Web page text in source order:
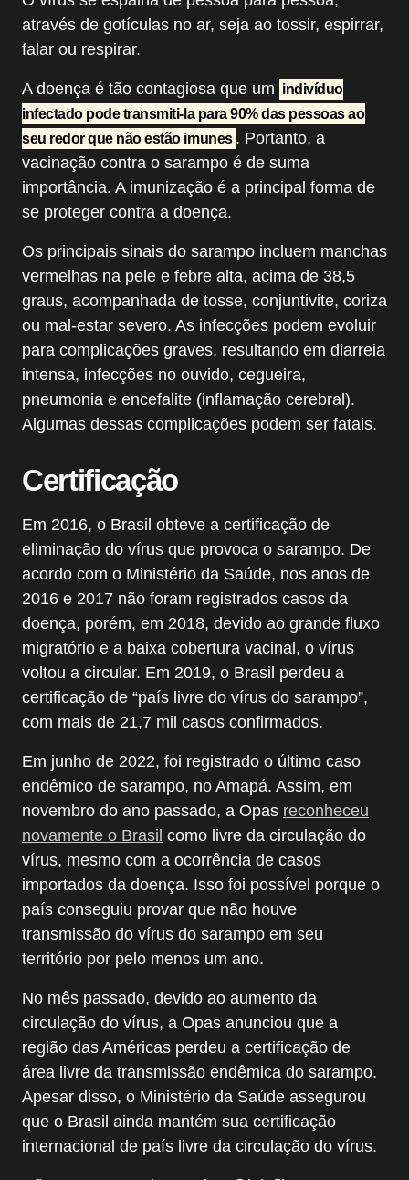
através de gotículas no ar, seja ao tossir, espirrar,
falar ou respirar.
A doença é tão contagiosa que um indivíduo
infectado pode transmiti-la para 90% das pessoas ao
seu redor que não estão imunes . Portanto, a
vacinação contra o sarampo é de suma
importância. A imunização é a principal forma de
se proteger contra a doença.
Os principais sinais do sarampo incluem manchas
vermelhas na pele e febre alta, acima de 38,5
graus, acompanhada de tosse, conjuntivite, coriza
ou mal-estar severo. As infecções podem evoluir
para complicações graves, resultando em diarreia
intensa, infecções no ouvido, cegueira,
pneumonia e encefalite (inflamação cerebral).
Algumas dessas complicações podem ser fatais.
Certificação
Em 2016, o Brasil obteve a certificação de
eliminação do vírus que provoca o sarampo. De
acordo com o Ministério da Saúde, nos anos de
2016 e 2017 não foram registrados casos da
doença, porém, em 2018, devido ao grande fluxo
migratório e a baixa cobertura vacinal, o vírus
voltou a circular. Em 2019, o Brasil perdeu a
certificação de “país livre do vírus do sarampo”,
com mais de 21,7 mil casos confirmados.
Em junho de 2022, foi registrado o último caso
endêmico de sarampo, no Amapá. Assim, em
novembro do ano passado, a Opas reconheceu
novamente o Brasil como livre da circulação do
vírus, mesmo com a ocorrência de casos
importados da doença. Isso foi possível porque o
país conseguiu provar que não houve
transmissão do vírus do sarampo em seu
território por pelo menos um ano.
No mês passado, devido ao aumento da
circulação do vírus, a Opas anunciou que a
região das Américas perdeu a certificação de
área livre da transmissão endêmica do sarampo.
Apesar disso, o Ministério da Saúde assegurou
que o Brasil ainda mantém sua certificação
internacional de país livre da circulação do vírus.